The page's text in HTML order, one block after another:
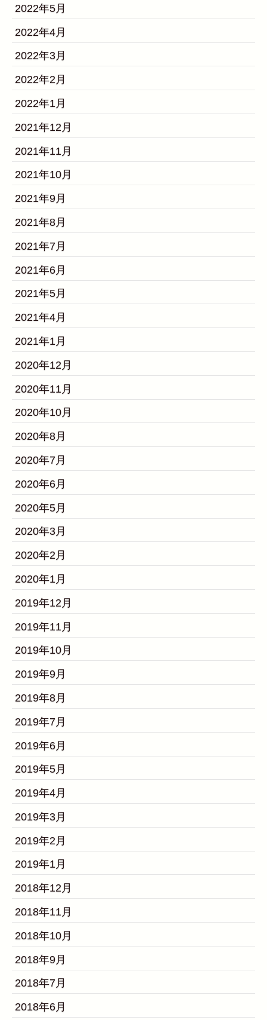
2022年5月
2022年4月
2022年3月
2022年2月
2022年1月
2021年12月
2021年11月
2021年10月
2021年9月
2021年8月
2021年7月
2021年6月
2021年5月
2021年4月
2021年1月
2020年12月
2020年11月
2020年10月
2020年8月
2020年7月
2020年6月
2020年5月
2020年3月
2020年2月
2020年1月
2019年12月
2019年11月
2019年10月
2019年9月
2019年8月
2019年7月
2019年6月
2019年5月
2019年4月
2019年3月
2019年2月
2019年1月
2018年12月
2018年11月
2018年10月
2018年9月
2018年7月
2018年6月